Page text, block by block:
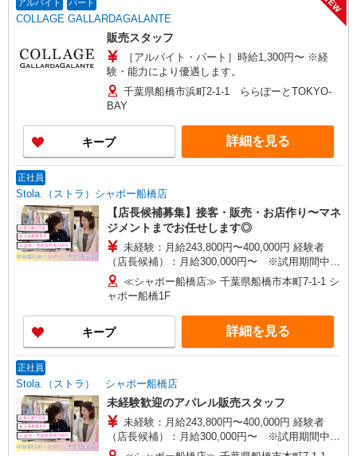
考慮 ※試用期間3ヶ月も同条件（首都圏：店長候
補は月給27万円〜）
LUMINE2店／ルミネ池袋店／ルミネ横浜／ルミネ
大宮店／ルミネ有楽町店 ルミネ立川店／ルミネ町
田店／池袋PARCO店／東京スカイツリータウン・
ソラマチ店 イクスピアリ店／イオンレイクタウン
店／ジョイナス店／テラスモール湘南店 タカシマ
ヤ ゲートタワーモール店／イオンモール各務原イ
ンター店／イオン大高SC店 なんばCITY店／天王
宮ガーデンズ店 ルクアイーレ大阪店／岡山一番街
店／ミナモア広島店／博多阪急店／天神ソラリア
プラザ店 ▽他、詳しくは備考をご参照ください。
アルバイト パート
COLLAGE GALLARDAGALANTE
販売スタッフ
［アルバイト・パート］時給1,300円〜 ※経
験・能力により優遇します。
千葉県船橋市浜町2-1-1 ららぽーとTOKYO-
BAY
キープ 詳細を見る
正社員
Stola.（ストラ）シャポー船橋店
【店長候補募集】接客・販売・お店作り〜マネ
ジメントまでお任せします◎
未経験：月給243,800円〜400,000円 経験者
（店長候補）：月給300,000円〜 ※試用期間中は
270,000円〜 ★固定残業手当：30,800円（月給に
含む） ※経験・能力考慮 ※固定残業時間は1ヶ月
あたり20時間、超過時は追加で残業手当支給 ※月
3万円まで交通費支給 ※試用期間（2〜3ヶ月）も
同条件 【手当】固定残業手当／資格手当／店舗職
制手当／住宅手当（実家外かつ賃貸の場合のみ別
当の種類はエリアにより異なります。詳細は面接
時にお尋ねください。
≪シャポー船橋店≫ 千葉県船橋市本町7-1-1 シ
ャポー船橋1F
キープ 詳細を見る
正社員
Stola.（ストラ） シャポー船橋店
未経験歓迎のアパレル販売スタッフ
未経験：月給243,800円〜400,000円 経験者
（店長候補）：月給300,000円〜 ※試用期間中は
270,000円〜 ★固定残業手当：30,800円（月給に